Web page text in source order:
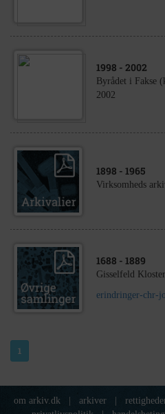
1998 - 2002
Byrådet i Fakse
2002
1898 - 1965
Virksomheds
1688 - 1889
Gisselfeld
erindringer-chr-
1
om arkiv.dk arkiver